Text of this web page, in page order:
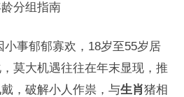
分组指南
小事郁郁寡欢，18岁至55岁居
莫大机遇往往在年末显现，推
，破解小人作祟，与生肖猪相